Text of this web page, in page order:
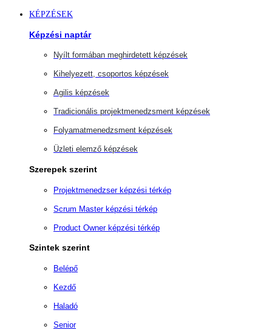
KÉPZÉSEK
Képzési naptár
Nyílt formában meghirdetett képzések
Kihelyezett, csoportos képzések
Agilis képzések
Tradicionális projektmenedzsment képzések
Folyamatmenedzsment képzések
Üzleti elemző képzések
Szerepek szerint
Projektmenedzser képzési térkép
Scrum Master képzési térkép
Product Owner képzési térkép
Szintek szerint
Belépő
Kezdő
Haladó
Senior